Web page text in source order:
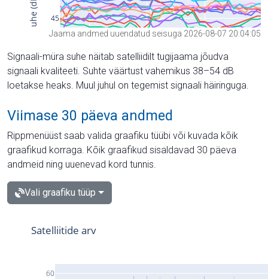
Jaama andmed uuendatud seisuga 2026-08-07 20:04:05
Signaali-müra suhe näitab satelliidilt tugijaama jõudva
signaali kvaliteeti. Suhte väärtust vahemikus 38–54 dB
loetakse heaks. Muul juhul on tegemist signaali häiringuga.
Viimase 30 päeva andmed
Rippmenüüst saab valida graafiku tüübi või kuvada kõik
graafikud korraga. Kõik graafikud sisaldavad 30 päeva
andmeid ning uuenevad kord tunnis.
Vali graafiku tüüp
60
Satelliitide arv